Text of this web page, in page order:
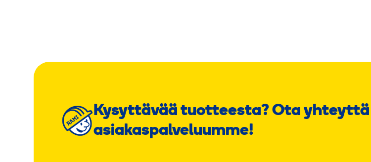
Kysyttävää tuotteesta? Ota yhteyttä
asiakaspalveluumme!